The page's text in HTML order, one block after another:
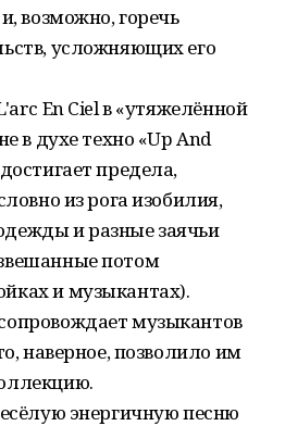
возможно, горечь
усложняющих его
En Ciel в «утяжелённой
в духе техно «Up And
предела,
из рога изобилия,
и разные заячьи
потом
и музыкантах).
музыкантов
наверное, позволило им
энергичную песню